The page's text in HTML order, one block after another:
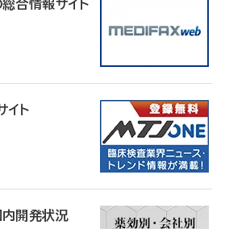
合情報サイト
イト
内開発状況